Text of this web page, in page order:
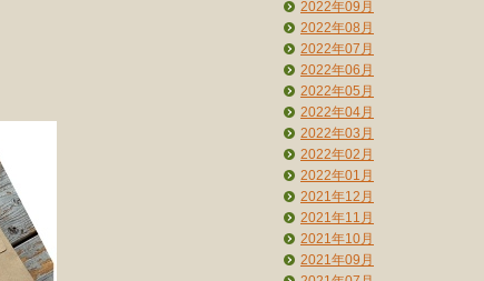
2022年09月
2022年08月
2022年07月
2022年06月
2022年05月
2022年04月
2022年03月
2022年02月
2022年01月
2021年12月
2021年11月
2021年10月
2021年09月